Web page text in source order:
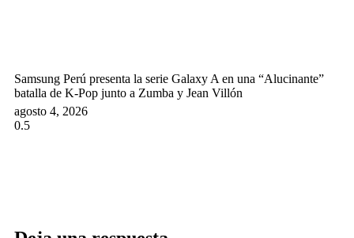
Samsung Perú presenta la serie Galaxy A en una “Alucinante”
batalla de K-Pop junto a Zumba y Jean Villón
agosto 4, 2026